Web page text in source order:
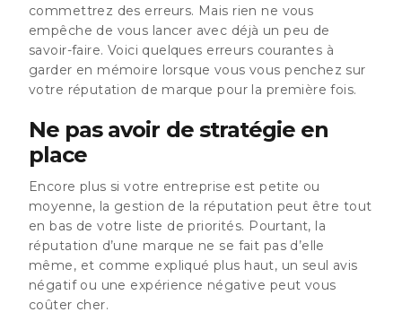
commettrez des erreurs. Mais rien ne vous
empêche de vous lancer avec déjà un peu de
savoir-faire. Voici quelques erreurs courantes à
garder en mémoire lorsque vous vous penchez sur
votre réputation de marque pour la première fois.
Ne pas avoir de stratégie en
place
Encore plus si votre entreprise est petite ou
moyenne, la gestion de la réputation peut être tout
en bas de votre liste de priorités. Pourtant, la
réputation d’une marque ne se fait pas d’elle
même, et comme expliqué plus haut, un seul avis
négatif ou une expérience négative peut vous
coûter cher.